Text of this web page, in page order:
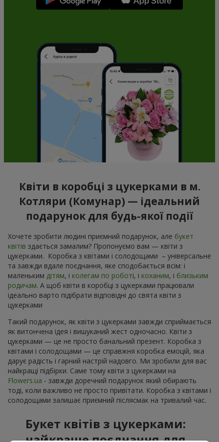
Квіти в коробці з цукерками в м.
Котляри (Комунар) — ідеальний
подарунок для будь-якої події
Хочете зробити людині приємний подарунок, але букет
квітів здається замалим? Пропонуємо вам — квіти з
цукерками. Коробка з квітами і солодощами – універсальне
та завжди вдале поєднання, яке сподобається всім: і
маленьким дітям, і колегам по роботі, і коханим, і близьким
родичам. А щоб квіти в коробці з цукерками працювали
ідеально варто підібрати відповідні до свята квіти з
цукерками
Такий подарунок, як квіти з цукерками завжди сприймається
як витончена ідея і вишуканий жест одночасно. Квіти з
цукерками — це не просто банальний презент. Коробка з
квітами і солодощами — це справжня коробка емоцій, яка
дарує радість і гарний настрій надовго. Ми зробили для вас
найкращі підбірки. Саме тому квіти з цукерками на
Flowers.ua - завжди доречний подарунок який обирають
тоді, коли важливо не просто привітати. Коробка з квітами і
солодощами залишає приємний післясмак на тривалий час.
Букет квітів з цукерками: